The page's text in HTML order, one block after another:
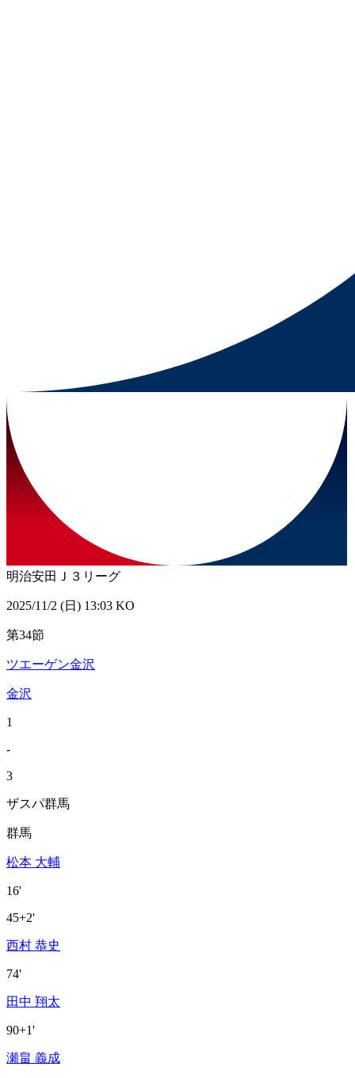
明治安田Ｊ３リーグ
2025/11/2 (日) 13:03 KO
第34節
ツエーゲン金沢
金沢
1
-
3
ザスパ群馬
群馬
松本 大輔
16'
45+2'
西村 恭史
74'
田中 翔太
90+1'
瀬畠 義成